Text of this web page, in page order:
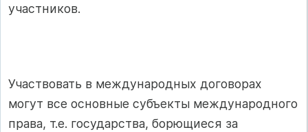
участников.
Участвовать в международных договорах
могут все основные субъекты международного
права, т.е. государства, борющиеся за